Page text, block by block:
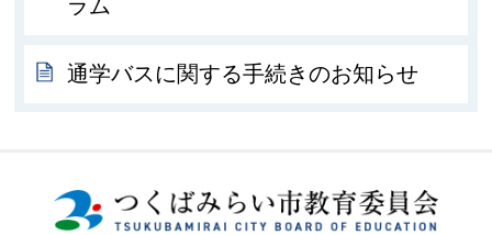
ラム
通学バスに関する手続きのお知らせ